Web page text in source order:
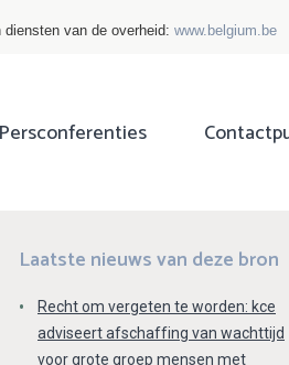
van de overheid: www.belgium.be
Persconferenties
Laatste nieuws van deze bron
Recht om vergeten te worden: kce
adviseert afschaffing van wachttijd
voor grote groep mensen met